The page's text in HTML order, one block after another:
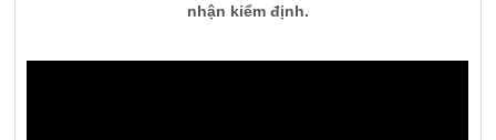
nhận kiểm định.